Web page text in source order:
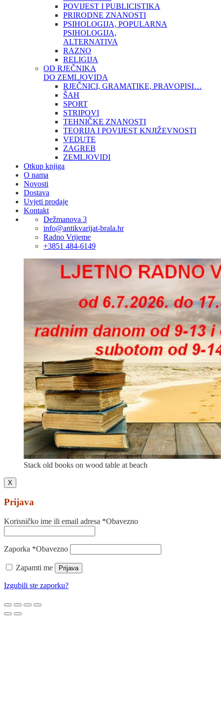
POVIJEST I PUBLICISTIKA
PRIRODNE ZNANOSTI
PSIHOLOGIJA, POPULARNA
PSIHOLOGIJA,
ALTERNATIVA
RAZNO
RELIGIJA
OD RJEČNIKA
DO ZEMLJOVIDA
RJEČNICI, GRAMATIKE, PRAVOPISI…
ŠAH
SPORT
STRIPOVI
TEHNIČKE ZNANOSTI
TEORIJA I POVIJEST KNJIŽEVNOSTI
VEDUTE
ZAGREB
ZEMLJOVIDI
Otkup knjiga
O nama
Novosti
Dostava
Uvjeti prodaje
Kontakt
Dežmanova 3
info@antikvarijat-brala.hr
Radno Vrijeme
+3851 484-6149
Stack old books on wood table at beach
X
Prijava
Korisničko ime ili email adresa *Obavezno
Zaporka *Obavezno
Zapamti me Prijava
Izgubili ste zaporku?